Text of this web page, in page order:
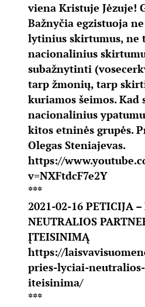
viena Kristuje Jėzuje!
Bažnyčia egzistuoja
lytinius skirtumus, ne
nacionalinius
subažnytinti
tarp žmonių, tarp
kuriamos šeimos.
nacionalinius
kitos etninės grupės.
Olegas Steniajevas.
https://
v=NXFtdcF7e2Y
***
2021-02-16 PETICIJA
NEUTRALIOS
ĮTEISINIMĄ
https://
pries-lyciai-
iteisinima/
***